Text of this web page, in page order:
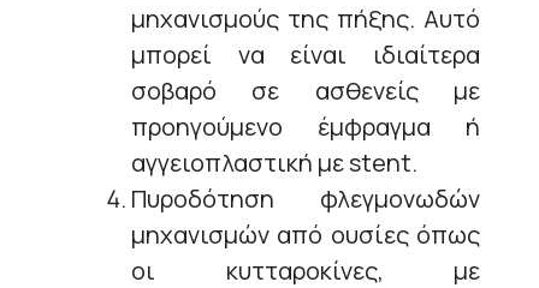
μηχανισμούς της πήξης. Αυτό
μπορεί να είναι ιδιαίτερα
σοβαρό σε ασθενείς με
προηγούμενο έμφραγμα ή
αγγειοπλαστική με stent.
Πυροδότηση φλεγμονωδών
μηχανισμών από ουσίες όπως
οι κυτταροκίνες, με